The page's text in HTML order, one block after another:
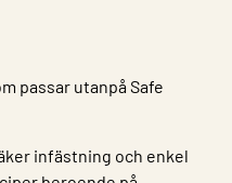
passar utanpå Safe
infästning och enkel